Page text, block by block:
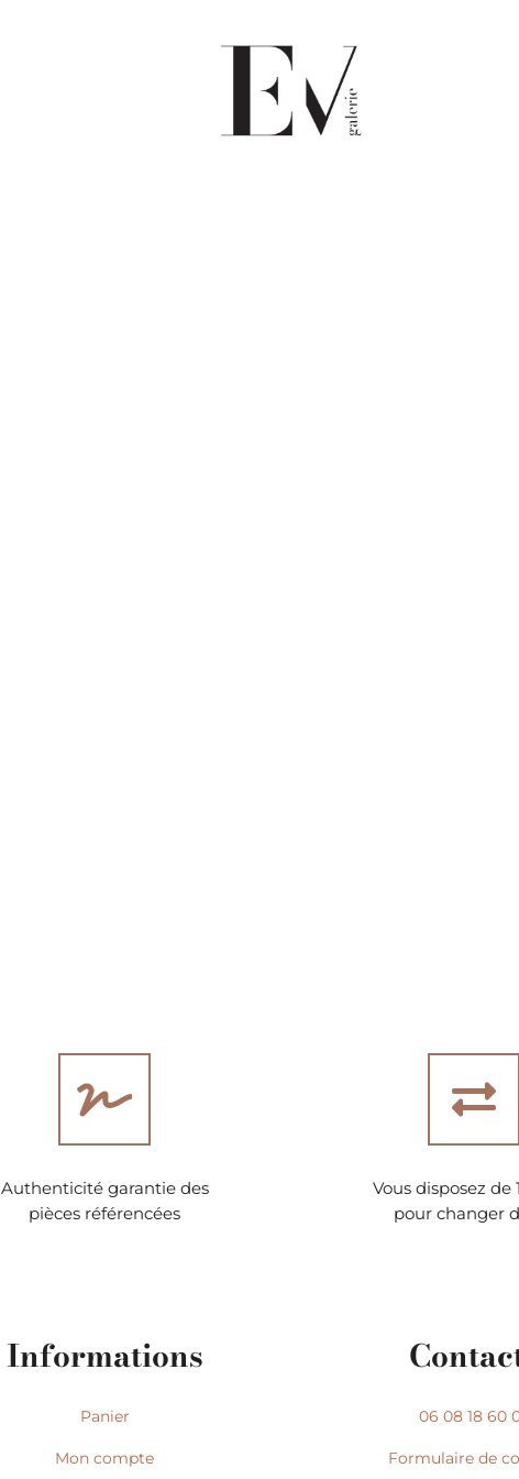
Authenticité garantie des
pièces référencées
Vous disposez de
pour changer
Informations
Panier
Mon compte
06 08 18 60
Formulaire de